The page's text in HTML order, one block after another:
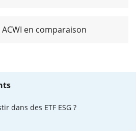
ACWI en comparaison
dans des ETF ESG ?